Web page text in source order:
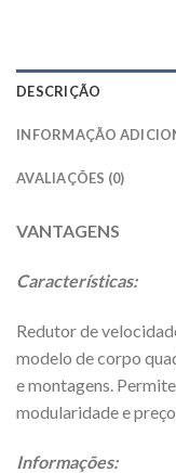
DESCRIÇÃO
INFORMAÇÃO
AVALIAÇÕES (0)
VANTAGENS
Características:
Redutor de
modelo de corpo
e montagens.
modularidade e
Informações: